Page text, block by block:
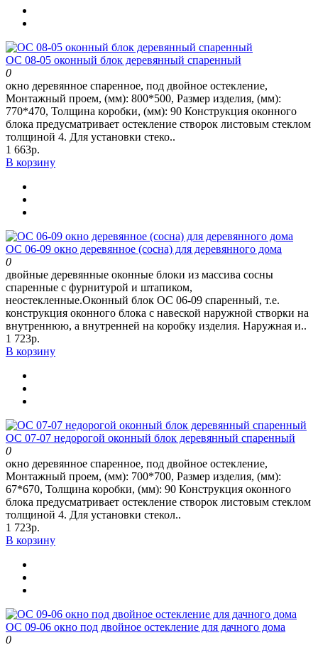
ОС 08-05 оконный блок деревянный спаренный
0
окно деревянное спаренное, под двойное остекление,
Монтажный проем, (мм): 800*500, Размер изделия, (мм):
770*470, Толщина коробки, (мм): 90 Конструкция оконного
блока предусматривает остекление створок листовым стеклом
толщиной 4. Для установки стеко..
1 663р.
В корзину
ОС 06-09 окно деревянное (сосна) для деревянного дома
0
двойные деревянные оконные блоки из массива сосны
спаренные с фурнитурой и штапиком,
неостекленные.Оконный блок ОС 06-09 спаренный, т.е.
конструкция оконного блока с навеской наружной створки на
внутреннюю, а внутренней на коробку изделия. Наружная и..
1 723р.
В корзину
ОС 07-07 недорогой оконный блок деревянный спаренный
0
окно деревянное спаренное, под двойное остекление,
Монтажный проем, (мм): 700*700, Размер изделия, (мм):
67*670, Толщина коробки, (мм): 90 Конструкция оконного
блока предусматривает остекление створок листовым стеклом
толщиной 4. Для установки стекол..
1 723р.
В корзину
ОС 09-06 окно под двойное остекление для дачного дома
0